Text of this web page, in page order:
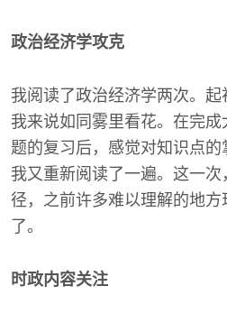
政治经济学攻克
我阅读了政治经济学两次。
我来说如同雾里看花。在完
题的复习后，感觉对知识点
我又重新阅读了一遍。这一次
径，之前许多难以理解的地
了。
时政内容关注